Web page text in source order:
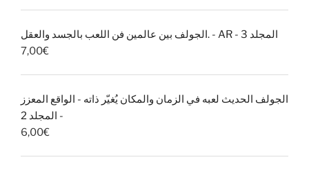
الجولف بين عالمين فن اللعب بالجسد والعقل. - AR - المجلد 3
7,00€
الجولف الحديث لعبه في الزمان والمكان يُغيّر ذاته - الواقع المعزز
- المجلد 2
6,00€